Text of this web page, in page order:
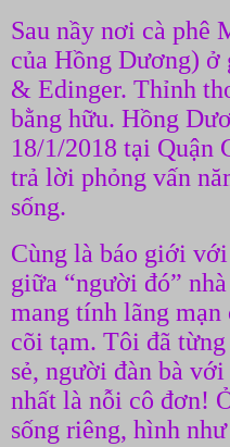
Sau nầy nơi cà phê
của Hồng Dương)
& Edinger. Thỉnh
bằng hữu. Hồng
18/1/2018 tại Quận
trả lời phỏng vấn
sống.
Cùng là báo giới
giữa “người đó”
mang tính lãng
cõi tạm. Tôi đã
sẻ, người đàn bà
nhất là nỗi cô đơn!
sống riêng, hình